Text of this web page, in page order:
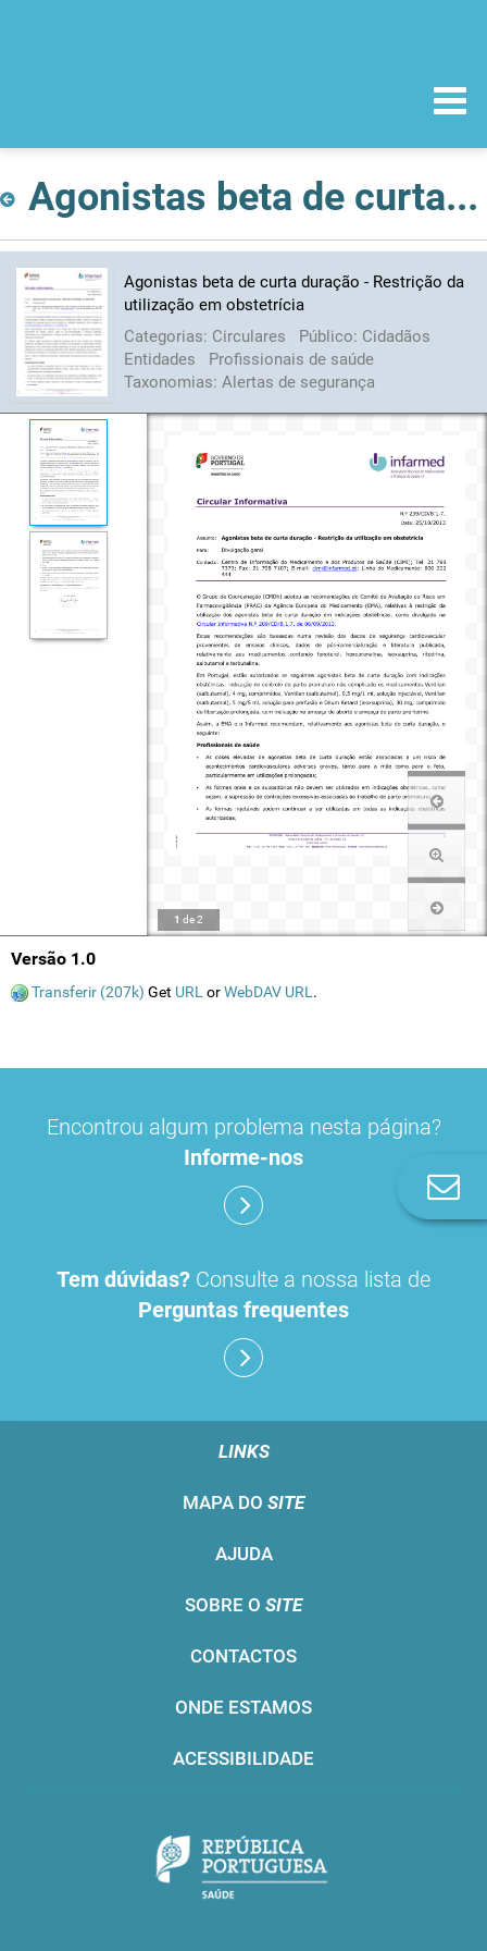
Agonistas beta de curta duração - Restrição da utilização em obstetrícia
Agonistas beta de curta duração - Restrição da
utilização em obstetrícia
Categorias: Circulares Público: Cidadãos
Entidades
Profissionais de saúde
Taxonomias: Alertas de segurança
1 de2
Versão 1.0
Transferir (207k) Get URL orWebDAV URL .
Encontrou algum problema nesta página?
Informe-nos
Tem dúvidas? Consulte a nossa lista de
Perguntas frequentes
LINKS
MAPA DO SITE
AJUDA
SOBRE O SITE
CONTACTOS
ONDE ESTAMOS
ACESSIBILIDADE